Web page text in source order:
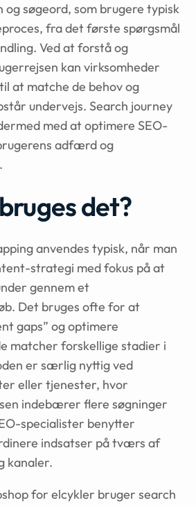
søgeord, som brugere typisk
fra det første spørgsmål
Ved at forstå og
kan virksomheder
at matche de behov og
undervejs. Search journey
med at optimere SEO-
adfærd og
det?
anvendes typisk, når man
strategi med fokus på at
gennem et
Det bruges ofte for at
gaps” og optimere
matcher forskellige stadier i
er særlig nyttig ved
eller tjenester, hvor
indebærer flere søgninger
specialister benytter
indsatser på tværs af
kanaler.
for elcykler bruger search